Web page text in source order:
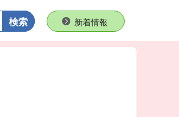
語句で検索新着情報